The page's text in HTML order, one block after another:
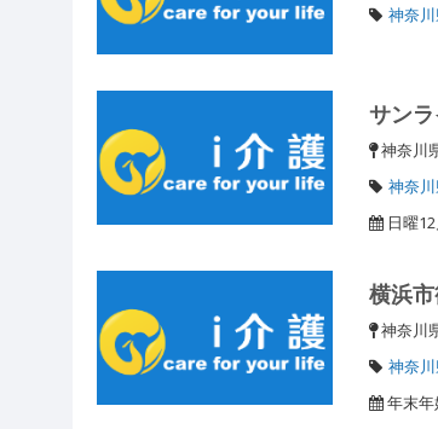
神奈
サン
神奈川
神奈
日曜
横浜
神奈川
神奈
年末